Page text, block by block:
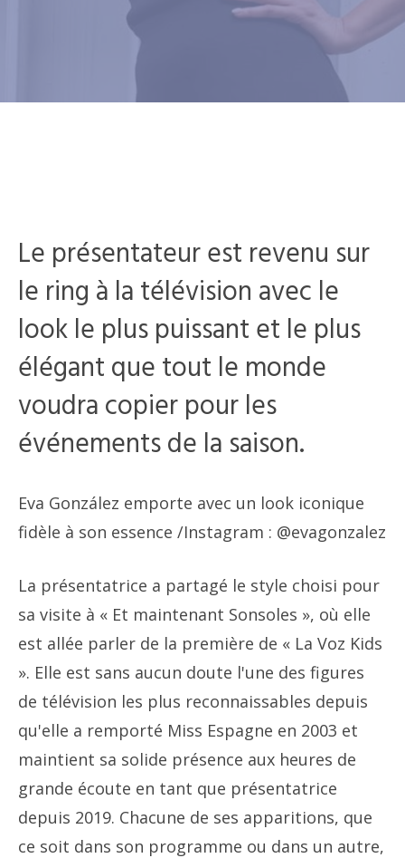
Le présentateur est revenu sur
le ring à la télévision avec le
look le plus puissant et le plus
élégant que tout le monde
voudra copier pour les
événements de la saison.
Eva González emporte avec un look iconique
fidèle à son essence /Instagram : @evagonzalez
La présentatrice a partagé le style choisi pour
sa visite à « Et maintenant Sonsoles », où elle
est allée parler de la première de « La Voz Kids
». Elle est sans aucun doute l'une des figures
de télévision les plus reconnaissables depuis
qu'elle a remporté Miss Espagne en 2003 et
maintient sa solide présence aux heures de
grande écoute en tant que présentatrice
depuis 2019. Chacune de ses apparitions, que
ce soit dans son programme ou dans un autre,